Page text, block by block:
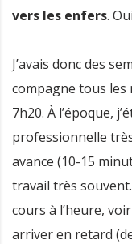
vers les enfers.
J’avais donc des
compagne tous les
7h20. À l’époque,
professionnelle
avance (10-15
travail très
cours à l’heure,
arriver en retard